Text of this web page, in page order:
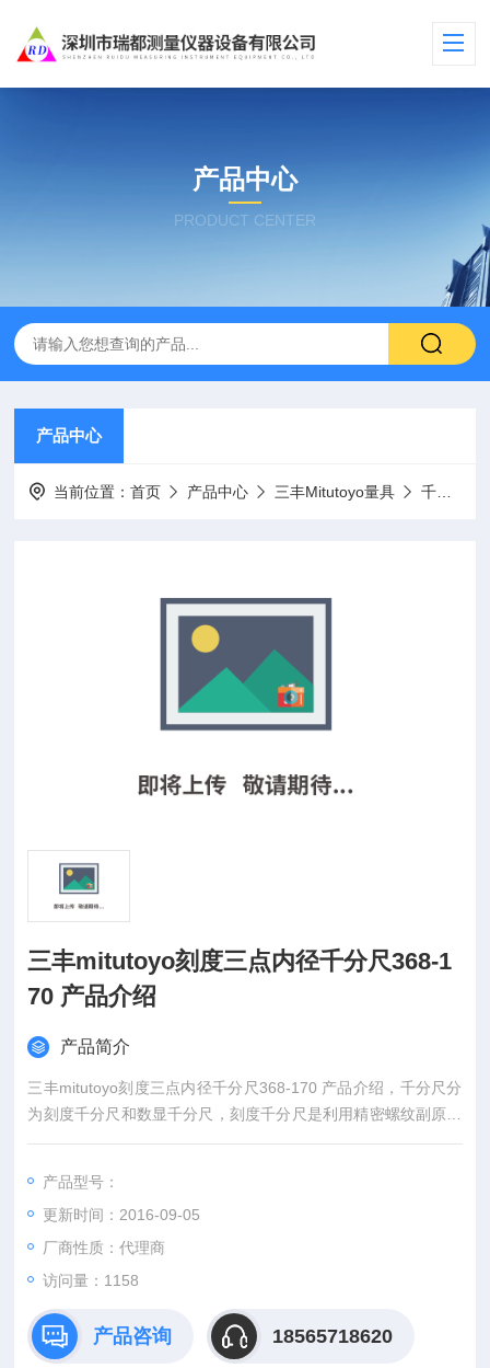
产品中心
PRODUCT CENTER
产品中心
当前位置：首页 产品中心 三丰Mitutoyo量具 千分尺
三丰mitutoyo刻度三点内径千分尺368-1
70 产品介绍
产品简介
三丰mitutoyo刻度三点内径千分尺368-170 产品介绍，千分尺分
为刻度千分尺和数显千分尺，刻度千分尺是利用精密螺纹副原理
测长的手携式通用长度测量工具。数显千分尺是测量系统中应用
产品型号：
更新时间：2016-09-05
厂商性质：代理商
访问量：1158
产品咨询 18565718620